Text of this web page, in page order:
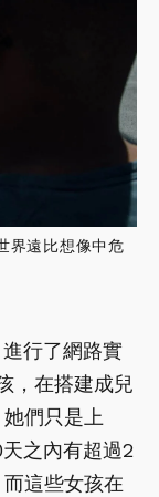
界遠比想像中危
行了網路實
，在搭建成兒
們只是上
之內有超過2
這些女孩在